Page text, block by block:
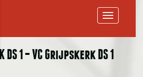
DS 1 – VC Grijpskerk DS 1